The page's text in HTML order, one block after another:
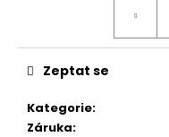
Kategorie:
Záruka:
Zeptat se
Kč
Původně:
Kč